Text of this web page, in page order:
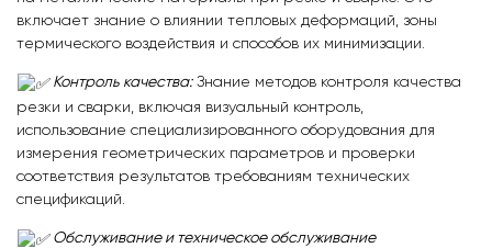
включает знание о влиянии тепловых деформаций, зоны
термического воздействия и способов их минимизации.
Контроль качества: Знание методов контроля качества
резки и сварки, включая визуальный контроль,
использование специализированного оборудования для
измерения геометрических параметров и проверки
соответствия результатов требованиям технических
спецификаций.
Обслуживание и техническое обслуживание